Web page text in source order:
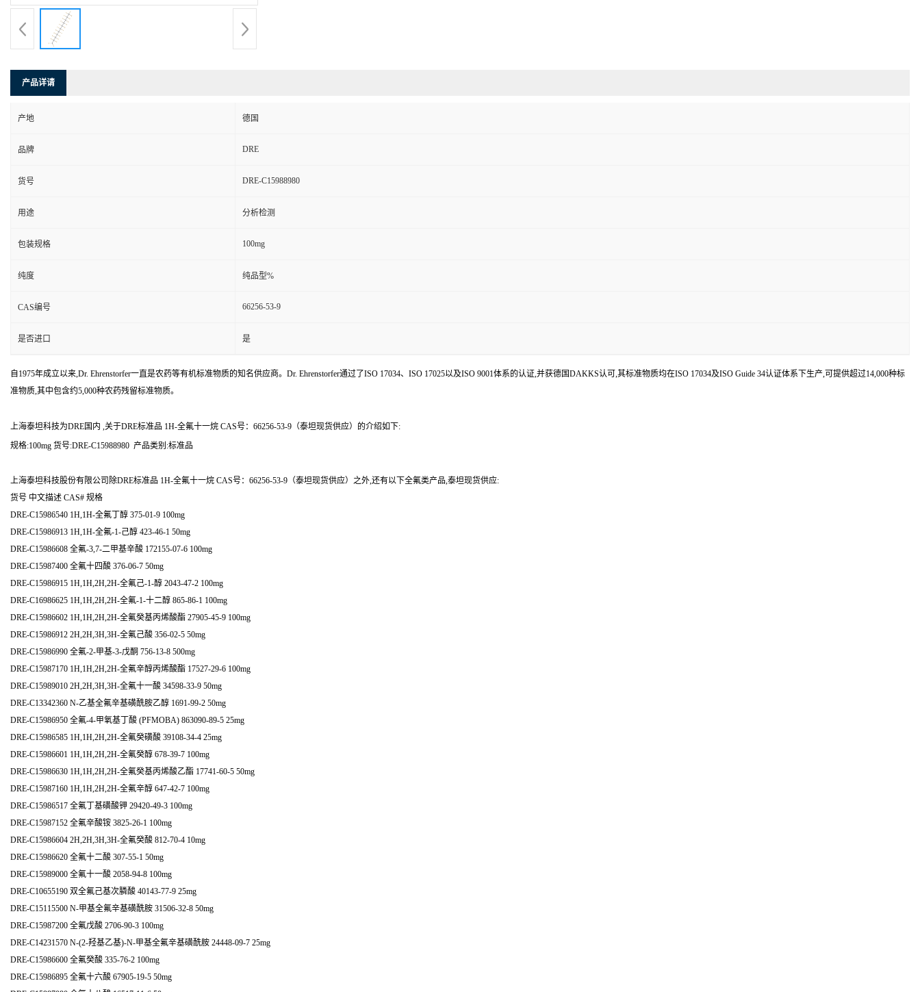
产品详请
产地 德国
品牌 DRE
货号 DRE-C15988980
用途 分析检测
包装规格 100mg
纯度 纯品型%
CAS编号 66256-53-9
是否进口 是
自1975年成立以来,Dr. Ehrenstorfer一直是农药等有机标准物质的知名供应商。Dr. Ehrenstorfer通过了ISO 17034、ISO 17025以及ISO 9001体系的认证,并获德国DAKKS认可,其标准物质均在ISO 17034及ISO Guide 34认证体系下生产,可提供超过14,000种标
准物质,其中包含约5,000种农药残留标准物质。
上海泰坦科技为DRE国内 ,关于DRE标准品 1H-全氟十一烷 CAS号：66256-53-9（泰坦现货供应）的介绍如下:
规格:100mg 货号:DRE-C15988980 产品类别:标准品
上海泰坦科技股份有限公司除DRE标准品 1H-全氟十一烷 CAS号：66256-53-9（泰坦现货供应）之外,还有以下全氟类产品,泰坦现货供应:
货号 中文描述 CAS# 规格
DRE-C15986540 1H,1H-全氟丁醇 375-01-9 100mg
DRE-C15986913 1H,1H-全氟-1-己醇 423-46-1 50mg
DRE-C15986608 全氟-3,7-二甲基辛酸 172155-07-6 100mg
DRE-C15987400 全氟十四酸 376-06-7 50mg
DRE-C15986915 1H,1H,2H,2H-全氟己-1-醇 2043-47-2 100mg
DRE-C16986625 1H,1H,2H,2H-全氟-1-十二醇 865-86-1 100mg
DRE-C15986602 1H,1H,2H,2H-全氟癸基丙烯酸酯 27905-45-9 100mg
DRE-C15986912 2H,2H,3H,3H-全氟己酸 356-02-5 50mg
DRE-C15986990 全氟-2-甲基-3-戊酮 756-13-8 500mg
DRE-C15987170 1H,1H,2H,2H-全氟辛醇丙烯酸酯 17527-29-6 100mg
DRE-C15989010 2H,2H,3H,3H-全氟十一酸 34598-33-9 50mg
DRE-C13342360 N-乙基全氟辛基磺酰胺乙醇 1691-99-2 50mg
DRE-C15986950 全氟-4-甲氧基丁酸 (PFMOBA) 863090-89-5 25mg
DRE-C15986585 1H,1H,2H,2H-全氟癸磺酸 39108-34-4 25mg
DRE-C15986601 1H,1H,2H,2H-全氟癸醇 678-39-7 100mg
DRE-C15986630 1H,1H,2H,2H-全氟癸基丙烯酸乙酯 17741-60-5 50mg
DRE-C15987160 1H,1H,2H,2H-全氟辛醇 647-42-7 100mg
DRE-C15986517 全氟丁基磺酸钾 29420-49-3 100mg
DRE-C15987152 全氟辛酸铵 3825-26-1 100mg
DRE-C15986604 2H,2H,3H,3H-全氟癸酸 812-70-4 10mg
DRE-C15986620 全氟十二酸 307-55-1 50mg
DRE-C15989000 全氟十一酸 2058-94-8 100mg
DRE-C10655190 双全氟己基次膦酸 40143-77-9 25mg
DRE-C15115500 N-甲基全氟辛基磺酰胺 31506-32-8 50mg
DRE-C15987200 全氟戊酸 2706-90-3 100mg
DRE-C14231570 N-(2-羟基乙基)-N-甲基全氟辛基磺酰胺 24448-09-7 25mg
DRE-C15986600 全氟癸酸 335-76-2 100mg
DRE-C15986895 全氟十六酸 67905-19-5 50mg